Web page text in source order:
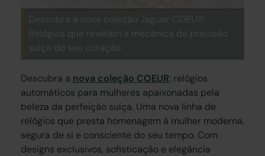
Descubra a nova coleção COEUR: relógios
automáticos para mulheres apaixonadas pela
beleza da perfeição suíça. Uma nova linha de
relógios que presta homenagem à mulher moderna,
segura de si e consciente do seu tempo. Com
designs exclusivos, sofisticação e elegância